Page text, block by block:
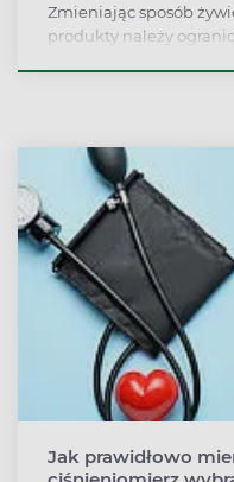
Zmieniając sposób
produkty należy
Jak prawidłowo